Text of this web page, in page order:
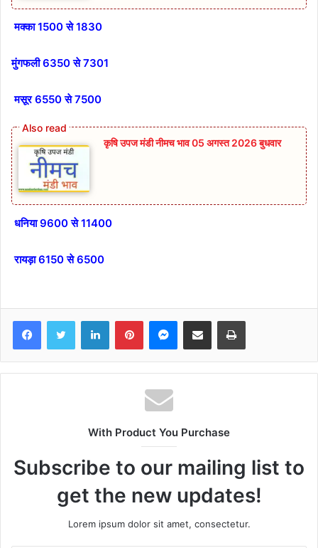
मक्का 1500 से 1830
मुंगफली 6350 से 7301
मसूर 6550 से 7500
कृषि उपज मंडी नीमच भाव 05 अगस्त 2026 बुधवार
धनिया 9600 से 11400
रायड़ा 6150 से 6500
FacebookTwitter LinkedInPinterestMessenger
Share via Email Print
With Product You Purchase
Subscribe to our mailing list to
get the new updates!
Lorem ipsum dolor sit amet, consectetur.